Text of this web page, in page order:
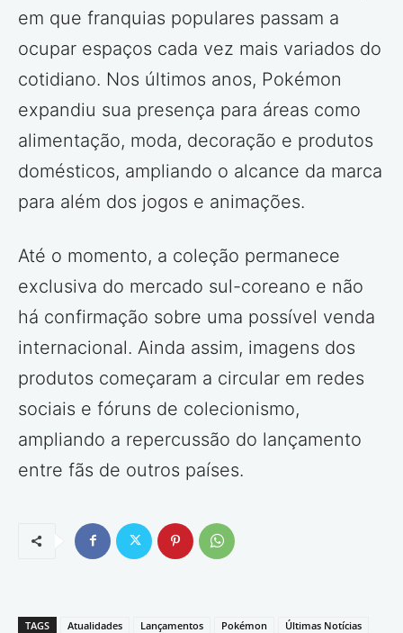
em que franquias populares passam a
ocupar espaços cada vez mais variados do
cotidiano. Nos últimos anos, Pokémon
expandiu sua presença para áreas como
alimentação, moda, decoração e produtos
domésticos, ampliando o alcance da marca
para além dos jogos e animações.
Até o momento, a coleção permanece
exclusiva do mercado sul-coreano e não
há confirmação sobre uma possível venda
internacional. Ainda assim, imagens dos
produtos começaram a circular em redes
sociais e fóruns de colecionismo,
ampliando a repercussão do lançamento
entre fãs de outros países.
TAGS Atualidades Lançamentos Pokémon Últimas Notícias